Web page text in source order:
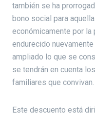
también se ha
bono social para
económicamente por la
endurecido
ampliado lo que se
se tendrán en cuenta
familiares que convivan.
Este descuento está